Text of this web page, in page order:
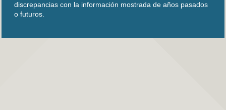
discrepancias con la información mostrada de años pasados
o futuros.